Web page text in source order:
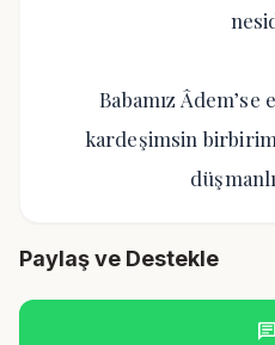
Babamız
kardeşimsin
Paylaş ve Destekle
chat